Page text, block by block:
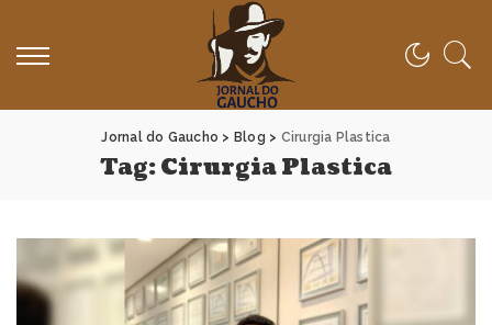
Jornal do Gaucho > Blog > Cirurgia Plastica
Tag:Cirurgia Plastica